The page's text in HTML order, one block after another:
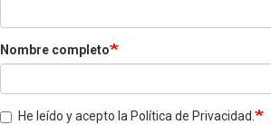
Nombre completo
He leído y acepto la Política de Privacidad.